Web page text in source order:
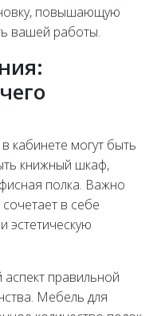
повышающую
вашей работы.
кабинете могут быть
книжный шкаф,
полка. Важно
в себе
эстетическую
правильной
Мебель для